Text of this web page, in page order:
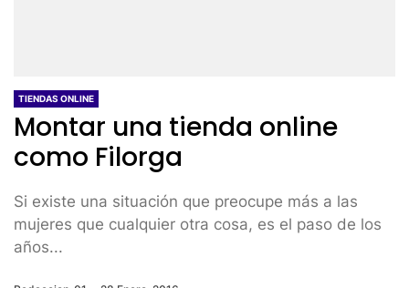
TIENDAS ONLINE
Montar una tienda online
como Filorga
Si existe una situación que preocupe más a las
mujeres que cualquier otra cosa, es el paso de los
años...